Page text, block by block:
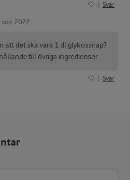
Svar
sep. 2022
att det ska vara 1 dl glykossirap?
till övriga ingredienser
Svar